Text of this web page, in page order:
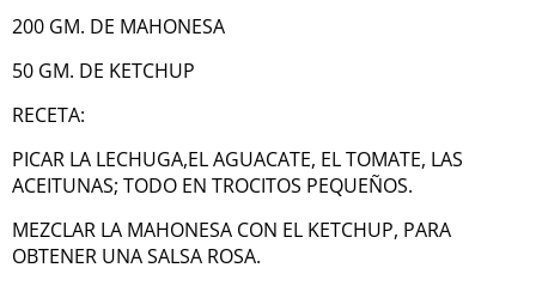
200 GM. DE MAHONESA
50 GM. DE KETCHUP
RECETA:
PICAR LA LECHUGA,EL AGUACATE, EL TOMATE, LAS
ACEITUNAS; TODO EN TROCITOS PEQUEÑOS.
MEZCLAR LA MAHONESA CON EL KETCHUP, PARA
OBTENER UNA SALSA ROSA.